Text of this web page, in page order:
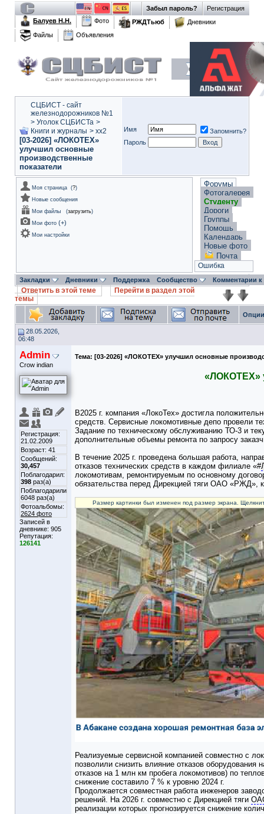
Регистрация
Забыл пароль?
Балуев Н.Н.
Фото РЖДТьюб
Дневники
Файлы
Объявления
СЦБИСТ - сайт
железнодорожников №1
> Уголок СЦБИСТа >
Книги и журналы > xx2
[03-2026] «ЛОКОТЕХ»
улучшил основные
производственные
показатели
Имя
Запомнить?
Пароль
Моя страница (?)
Новые сообщения
Мои файлы
(загрузить)
Мои фото (+)
Мои настройки
Форумы
Фотогалерея
Студенту
Дороги
Группы
Помощь
Календарь
Новые фото
Почта
Ошибка
Закладки Дневники Поддержка Сообщество Комментарии
Ответить в этой теме
Перейти в раздел этой
темы
28.05.2026,
06:48
Admin
Crow indian
Регистрация:
21.02.2009
Возраст: 41
Сообщений:
30,457
Поблагодарил:
398 раз(а)
Поблагодарили
6048 раз(а)
Фотоальбомы:
2624 фото
Записей в
дневнике: 905
Репутация:
126141
Тема: [03-2026] «ЛОКОТЕХ» улучшил основные
«ЛОКОТЕХ»
В2025 г. компания «ЛокоТех» достигла
средств. Сервисные локомотивные депо провели
Задание по техническому обслуживанию ТО-3 и
дополнительные объемы ремонта по запросу
В течение 2025 г. проведена большая работа,
отказов технических средств в каждом филиале «#
локомотивам, ремонтируемым по основному
обязательства перед Дирекцией тяги ОАО «РЖД»,
Размер картинки был изменен под размер экрана.
Реализуемые сервисной компанией совместно с
позволили снизить влияние отказов оборудования
отказов на 1 млн км пробега локомотивов) по
снижение составило 7 % к уровню 2024 г.
Продолжается совместная работа инженеров
решений. На 2026 г. совместно с Дирекцией тяги
реализации которых прогнозируется снижение